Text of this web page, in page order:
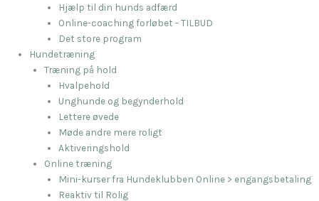
Hjælp til din hunds adfærd
Online-coaching forløbet - TILBUD
Det store program
Hundetræning
Træning på hold
Hvalpehold
Unghunde og begynderhold
Lettere øvede
Møde andre mere roligt
Aktiveringshold
Online træning
Mini-kurser fra Hundeklubben Online > engangsbetaling
Reaktiv til Rolig